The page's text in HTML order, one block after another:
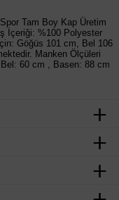
Tam Boy Kap Üretim
İçeriği: %100 Polyester
Göğüs 101 cm, Bel 106
Manken Ölçüleri
60 cm , Basen: 88 cm